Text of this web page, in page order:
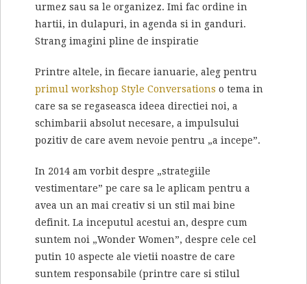
urmez sau sa le organizez. Imi fac ordine in
hartii, in dulapuri, in agenda si in ganduri.
Strang imagini pline de inspiratie
Printre altele, in fiecare ianuarie, aleg pentru
primul workshop Style Conversations o tema in
care sa se regaseasca ideea directiei noi, a
schimbarii absolut necesare, a impulsului
pozitiv de care avem nevoie pentru „a incepe”.
In 2014 am vorbit despre „strategiile
vestimentare” pe care sa le aplicam pentru a
avea un an mai creativ si un stil mai bine
definit. La inceputul acestui an, despre cum
suntem noi „Wonder Women”, despre cele cel
putin 10 aspecte ale vietii noastre de care
suntem responsabile (printre care si stilul